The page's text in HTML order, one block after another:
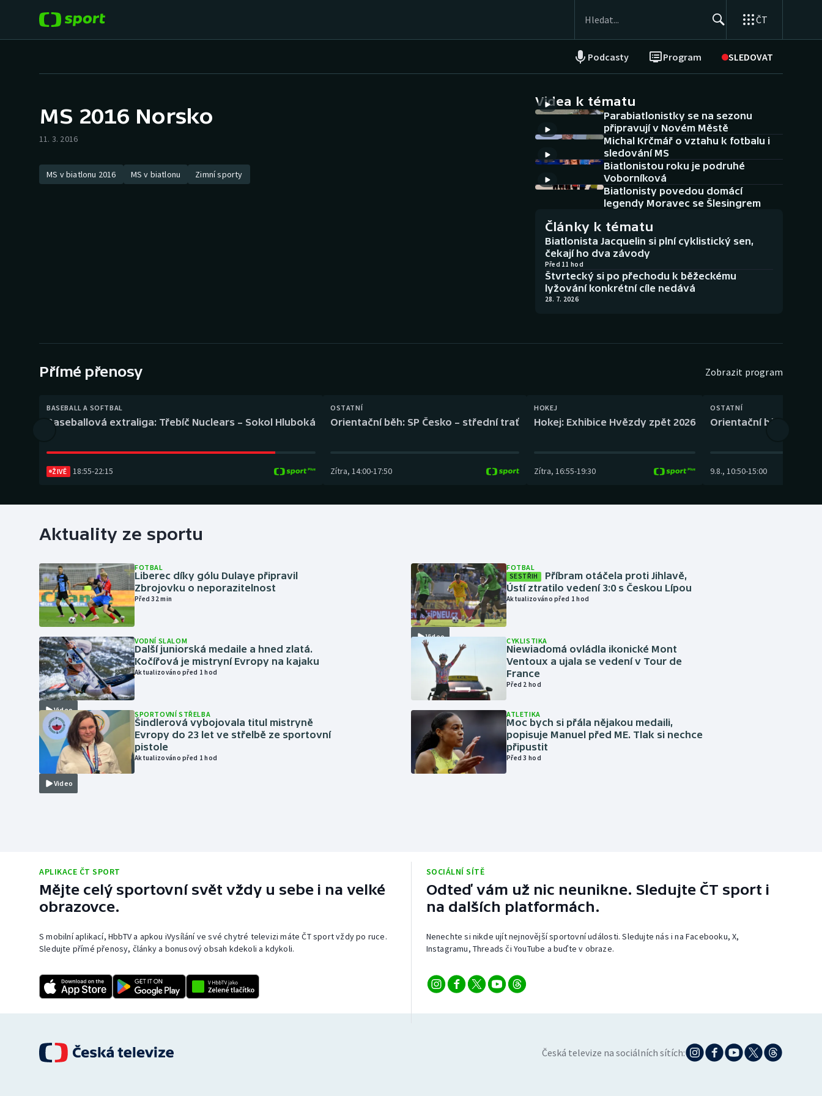
ČT
Podcasty Program SLEDOVAT
Hokej
Atletika
Baseball a softbal
Gymnastika Plážový volejbal
NEPŘEHLÉDNĚTE
Historické návraty
Aplikace ČT sport
AZ kvíz
MS 2016 Norsko
11. 3. 2016
MS v biatlonu 2016 MS v biatlonu Zimní sporty
Videa k tématu
Parabiatlonistky se na sezonu
připravují v Novém Městě
Michal Krčmář o vztahu k fotbalu i
sledování MS
Biatlonistou roku je podruhé
Voborníková
Biatlonisty povedou domácí
legendy Moravec se Šlesingrem
Články k tématu
Biatlonista Jacquelin si plní cyklistický sen,
čekají ho dva závody
Před 11 hod
Štvrtecký si po přechodu k běžeckému
lyžování konkrétní cíle nedává
28. 7. 2026
Přímé přenosy Zobrazit program
BASEBALL A SOFTBAL
Baseballová extraliga: Třebíč Nuclears – Sokol Hluboká
ŽIVĚ 18:55-22:15
OSTATNÍ
Orientační běh: SP Česko – střední trať
Zítra, 14:00-17:50
HOKEJ
Hokej: Exhibice Hvězdy zpět 2026
Zítra, 16:55-19:30
OSTATNÍ
Orientační běh: SP
9.8., 10:50-15:00
Aktuality ze sportu
FOTBAL
Liberec díky gólu Dulaye připravil
Zbrojovku o neporazitelnost
Před 32 min
Video
VODNÍ SLALOM
Další juniorská medaile a hned zlatá.
Kočířová je mistryní Evropy na kajaku
Aktualizováno před 1 hod
Video
SPORTOVNÍ STŘELBA
Šindlerová vybojovala titul mistryně
Evropy do 23 let ve střelbě ze sportovní
pistole
Aktualizováno před 1 hod
Video
FOTBAL
SESTŘIH
Příbram otáčela proti Jihlavě,
Ústí ztratilo vedení 3:0 s Českou Lípou
Aktualizováno před 1 hod
CYKLISTIKA
Niewiadomá ovládla ikonické Mont
Ventoux a ujala se vedení v Tour de
France
Před 2 hod
ATLETIKA
Moc bych si přála nějakou medaili,
popisuje Manuel před ME. Tlak si nechce
připustit
Před 3 hod
APLIKACE ČT SPORT
Mějte celý sportovní svět vždy u sebe i na velké
obrazovce.
S mobilní aplikací, HbbTV a apkou iVysílání ve své chytré televizi máte ČT sport vždy po ruce.
Sledujte přímé přenosy, články a bonusový obsah kdekoli a kdykoli.
SOCIÁLNÍ SÍTĚ
Odteď vám už nic neunikne. Sledujte ČT sport i
na dalších platformách.
Nenechte si nikde ujít nejnovější sportovní události. Sledujte nás i na Facebooku, X,
Instagramu, Threads či YouTube a buďte v obraze.
Česká televize na sociálních sítích: